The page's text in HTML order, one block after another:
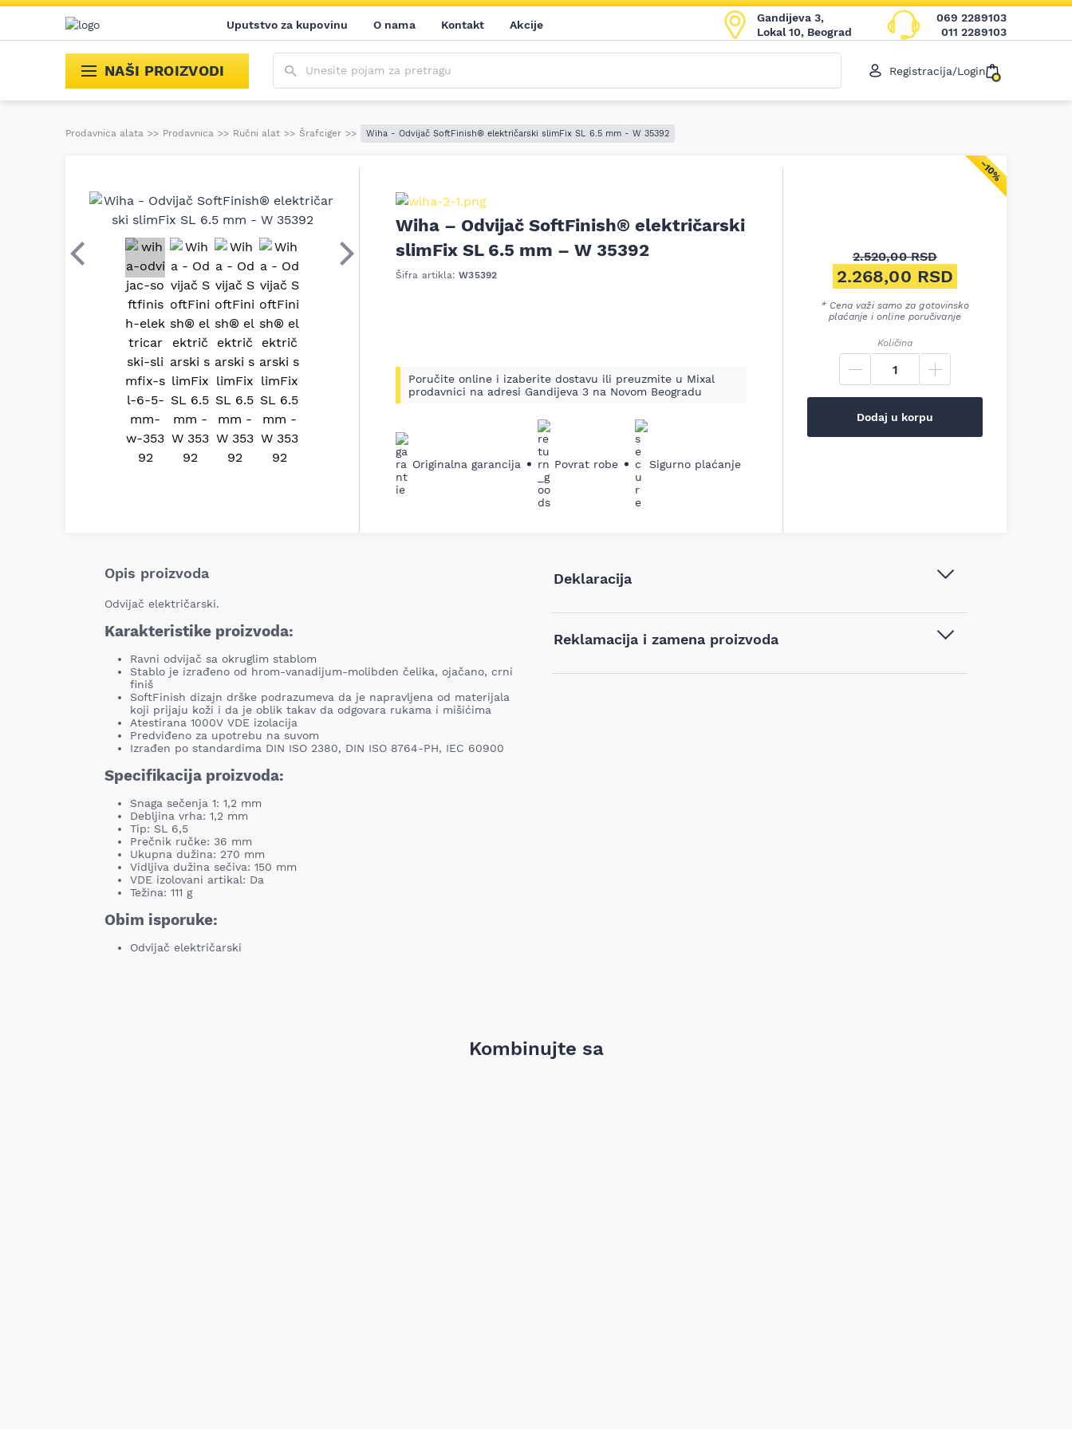
Uputstvo za kupovinu O nama Kontakt Akcije
Gandijeva 3,
Lokal 10, Beograd
069 2289103
011 2289103
NAŠI PROIZVODI Registracija/Login
Prodavnica alata >> Prodavnica >> Ručni alat >> Šrafciger >> Wiha - Odvijač SoftFinish® električarski slimFix SL 6.5 mm - W 35392
−10%
Prethodni Sledeći
Wiha – Odvijač SoftFinish® električarski
slimFix SL 6.5 mm – W 35392
Šifra artikla:W35392
Poručite online i izaberite dostavu ili preuzmite u Mixal
prodavnici na adresi Gandijeva 3 na Novom Beogradu
Originalna garancija Povrat robe Sigurno plaćanje
2.520,00RSD
Originalna cena je bila:
2.268,00 RSD
* Cena važi samo za gotovinsko
plaćanje i online poručivanje
Količina
Dodaj u korpu
Opis proizvoda
Odvijač električarski.
Karakteristike proizvoda:
Ravni odvijač sa okruglim stablom
Stablo je izrađeno od hrom-vanadijum-molibden čelika, ojačano, crni
finiš
SoftFinish dizajn drške podrazumeva da je napravljena od materijala
koji prijaju koži i da je oblik takav da odgovara rukama i mišićima
Atestirana 1000V VDE izolacija
Predviđeno za upotrebu na suvom
Izrađen po standardima DIN ISO 2380, DIN ISO 8764-PH, IEC 60900
Specifikacija proizvoda:
Snaga sečenja 1: 1,2 mm
Debljina vrha: 1,2 mm
Tip: SL 6,5
Prečnik ručke: 36 mm
Ukupna dužina: 270 mm
Vidljiva dužina sečiva: 150 mm
VDE izolovani artikal: Da
Težina: 111 g
Obim isporuke:
Odvijač električarski
Deklaracija
električarski slimFix SL 6.5 mm - W
Reklamacija i zamena proizvoda
Kombinujte sa